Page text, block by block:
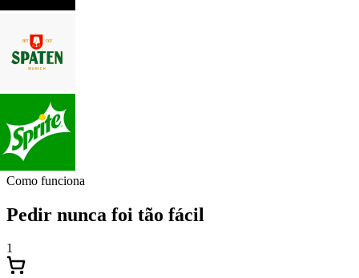
Como funciona
Pedir nunca foi tão fácil
1